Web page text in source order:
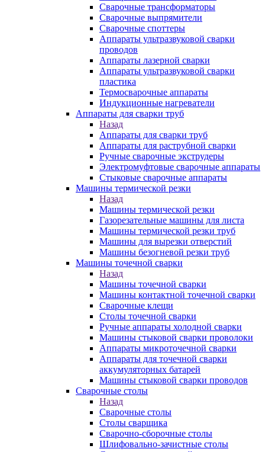
Сварочные трансформаторы
Сварочные выпрямители
Сварочные споттеры
Аппараты ультразвуковой сварки
проводов
Аппараты лазерной сварки
Аппараты ультразвуковой сварки
пластика
Термосварочные аппараты
Индукционные нагреватели
Аппараты для сварки труб
Назад
Аппараты для сварки труб
Аппараты для раструбной сварки
Ручные сварочные экструдеры
Электромуфтовые сварочные аппараты
Стыковые сварочные аппараты
Машины термической резки
Назад
Машины термической резки
Газорезательные машины для листа
Машины термической резки труб
Машины для вырезки отверстий
Машины безогневой резки труб
Машины точечной сварки
Назад
Машины точечной сварки
Машины контактной точечной сварки
Сварочные клещи
Столы точечной сварки
Ручные аппараты холодной сварки
Машины стыковой сварки проволоки
Аппараты микроточечной сварки
Аппараты для точечной сварки
аккумуляторных батарей
Машины стыковой сварки проводов
Сварочные столы
Назад
Сварочные столы
Столы сварщика
Сварочно-сборочные столы
Шлифовально-зачистные столы